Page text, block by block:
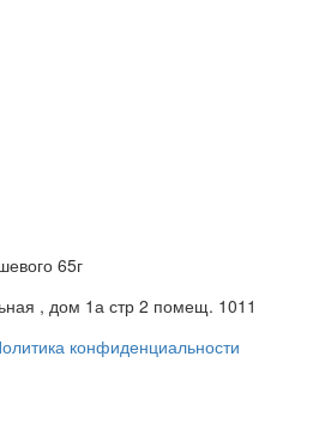
65г
, дом 1а стр 2 помещ. 1011
конфиденциальности